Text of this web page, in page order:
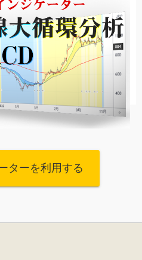
ターを利用する